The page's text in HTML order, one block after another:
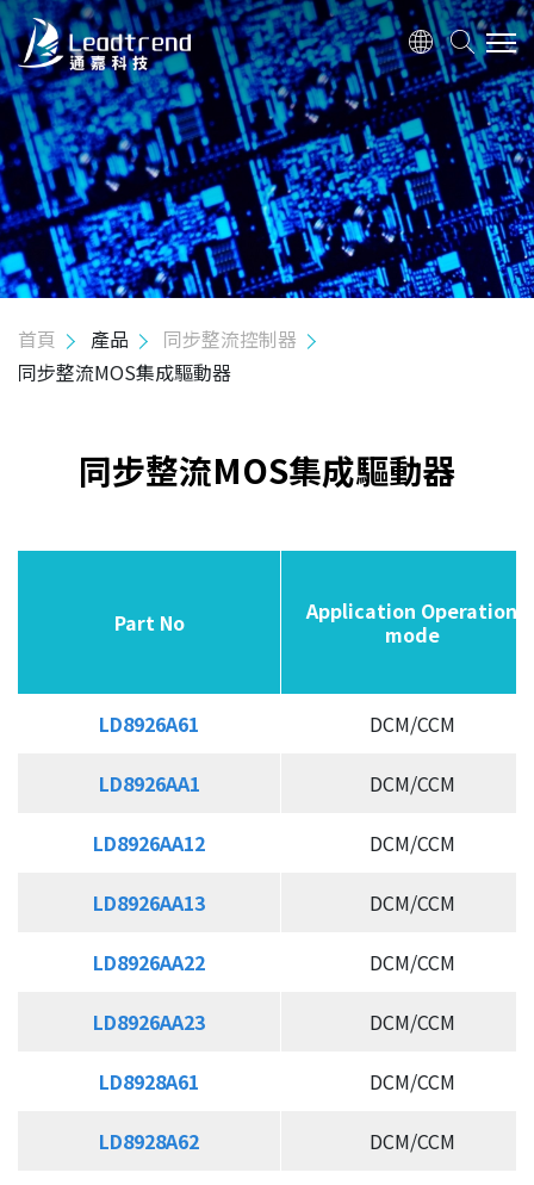
關於我們
產品
Hi-Power 控制器
Mid-Power 控制器
同步整流控制器
同步整流驅動器
USB PD & Type C
投資人關係
人力資源
聯絡我們
首頁 產品
同步整流控制器
同步整流MOS集成驅動器
同步整流MOS集成驅動器
Part No
Application Operation
mode
LD8926A61 DCM/CCM
LD8926AA1 DCM/CCM
LD8926AA12 DCM/CCM
LD8926AA13 DCM/CCM
LD8926AA22 DCM/CCM
LD8926AA23 DCM/CCM
LD8928A61 DCM/CCM
LD8928A62 DCM/CCM
Part No
LD8926A61
LD8926AA1
LD8926AA12
LD8926AA13
LD8926AA22
LD8926AA23
LD8928A61
LD8928A62
Part No
Part No
Application Operation
mode